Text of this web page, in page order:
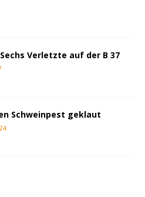
Verletzte auf der B 37
Schweinpest geklaut